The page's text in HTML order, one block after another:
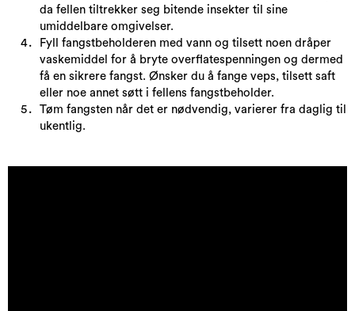
da fellen tiltrekker seg bitende insekter til sine
umiddelbare omgivelser.
Fyll fangstbeholderen med vann og tilsett noen dråper
vaskemiddel for å bryte overflatespenningen og dermed
få en sikrere fangst. Ønsker du å fange veps, tilsett saft
eller noe annet søtt i fellens fangstbeholder.
Tøm fangsten når det er nødvendig, varierer fra daglig til
ukentlig.